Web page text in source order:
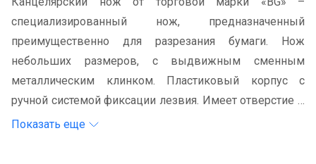
специализированный нож, предназначенный
преимущественно для разрезания бумаги. Нож
небольших размеров, с выдвижным сменным
металлическим клинком. Пластиковый корпус с
ручной системой фиксации лезвия. Имеет отверстие в
корпусе для подвешивания.
Показать еще